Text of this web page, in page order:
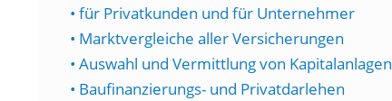
• für Privatkunden und für Unternehmer
• Marktvergleiche aller Versicherungen
• Auswahl und Vermittlung von Kapitalanlagen
• Baufinanzierungs- und Privatdarlehen